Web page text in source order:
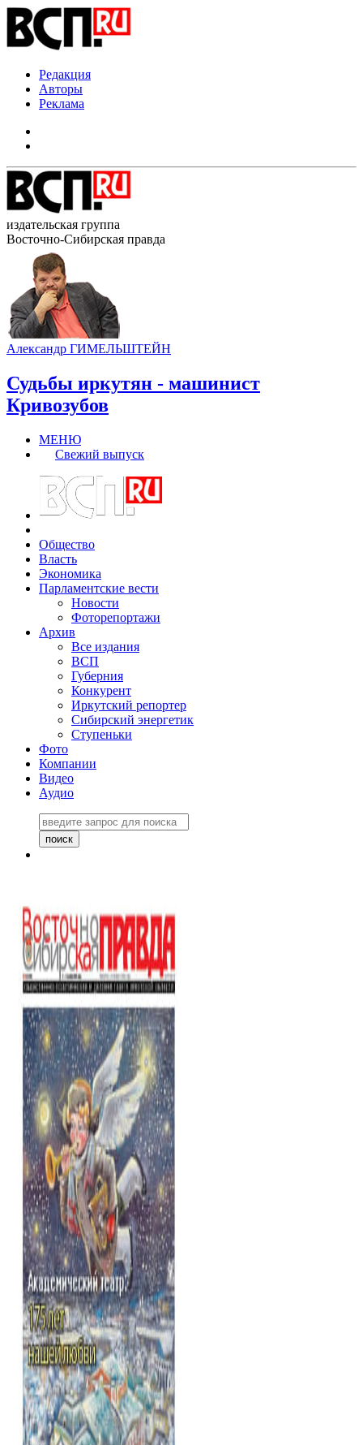
Редакция
Авторы
Реклама
издательская группа
Восточно-Сибирская правда
Александр ГИМЕЛЬШТЕЙН
Судьбы иркутян - машинист
Кривозубов
МЕНЮ
Свежий выпуск
Общество
Власть
Экономика
Парламентские вести
Новости
Фоторепортажи
Архив
Все издания
ВСП
Губерния
Конкурент
Иркутский репортер
Сибирский энергетик
Ступеньки
Фото
Компании
Видео
Аудио